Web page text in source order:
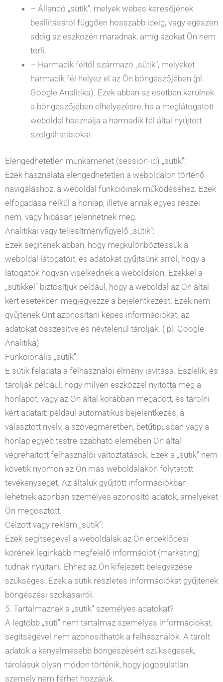
– Állandó „sütik”, melyek webes keresőjének
beállításától függően hosszabb ideig, vagy egészen
addig az eszközén maradnak, amíg azokat Ön nem
törli.
– Harmadik féltől származó „sütik”, melyeket
harmadik fél helyez el az Ön böngészőjében (pl.
Google Analitika). Ezek abban az esetben kerülnek
a böngészőjében elhelyezésre, ha a meglátogatott
weboldal használja a harmadik fél által nyújtott
szolgáltatásokat.
Elengedhetetlen munkamenet (session-id) „sütik”:
Ezek használata elengedhetetlen a weboldalon történő
navigáláshoz, a weboldal funkcióinak működéséhez. Ezek
elfogadása nélkül a honlap, illetve annak egyes részei
nem, vagy hibásan jelenhetnek meg.
Analitikai vagy teljesítményfigyelő „sütik”:
Ezek segítenek abban, hogy megkülönböztessük a
weboldal látogatóit, és adatokat gyűjtsünk arról, hogy a
látogatók hogyan viselkednek a weboldalon. Ezekkel a
„sütikkel” biztosítjuk például, hogy a weboldal az Ön által
kért esetekben megjegyezze a bejelentkezést. Ezek nem
gyűjtenek Önt azonosítani képes információkat, az
adatokat összesítve és névtelenül tárolják. ( pl: Google
Analitika)
Funkcionális „sütik”:
E sütik feladata a felhasználói élmény javítása. Észlelik, és
tárolják például, hogy milyen eszközzel nyitotta meg a
honlapot, vagy az Ön által korábban megadott, és tárolni
kért adatait: például automatikus bejelentkezés, a
választott nyelv, a szövegméretben, betűtípusban vagy a
honlap egyéb testre szabható elemében Ön által
végrehajtott felhasználói változtatások. Ezek a „sütik” nem
követik nyomon az Ön más weboldalakon folytatott
tevékenységét. Az általuk gyűjtött információkban
lehetnek azonban személyes azonosító adatok, amelyeket
Ön megosztott.
Célzott vagy reklám „sütik”:
Ezek segítségével a weboldalak az Ön érdeklődési
körének leginkább megfelelő információt (marketing)
tudnak nyújtani. Ehhez az Ön kifejezett belegyezése
szükséges. Ezek a sütik részletes információkat gyűjtenek
böngészési szokásairól.
5. Tartalmaznak a „sütik” személyes adatokat?
A legtöbb „süti” nem tartalmaz személyes információkat,
segítségével nem azonosíthatók a felhasználók. A tárolt
adatok a kényelmesebb böngészésért szükségesek,
tárolásuk olyan módon történik, hogy jogosulatlan
személy nem férhet hozzájuk.